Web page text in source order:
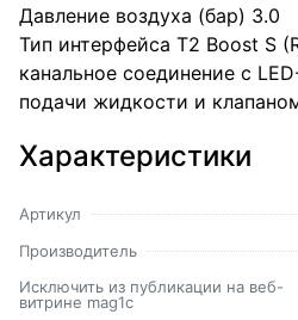
Давление воздуха (бар) 3.0
Тип интерфейса T2 Boost S
канальное соединение с
подачи жидкости и
Характеристики
Артикул
Производитель
Исключить из публикации на веб-
витрине mag1c